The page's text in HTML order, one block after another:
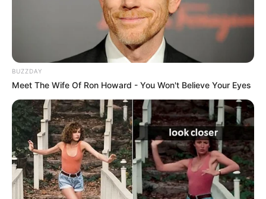
pronostics de la meilleure presse du
BUZZDAY
Meet The Wife Of Ron Howard - You Won't Believe Your Eyes